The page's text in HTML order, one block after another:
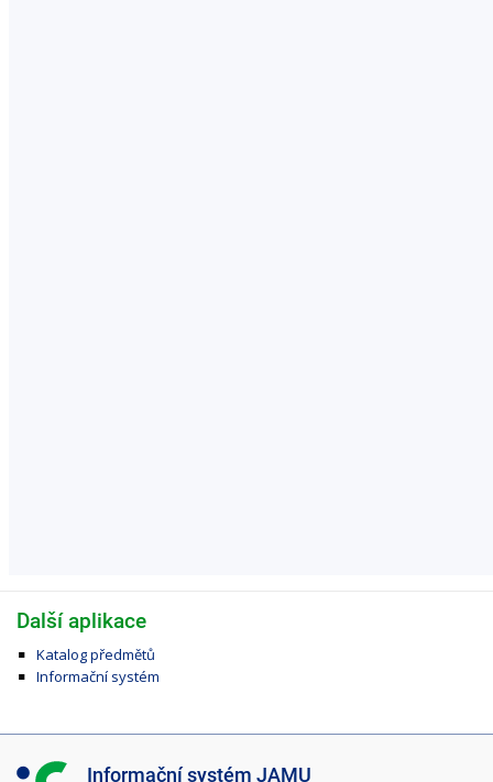
Další aplikace
Katalog předmětů
Informační systém
I Informační systém JAMU